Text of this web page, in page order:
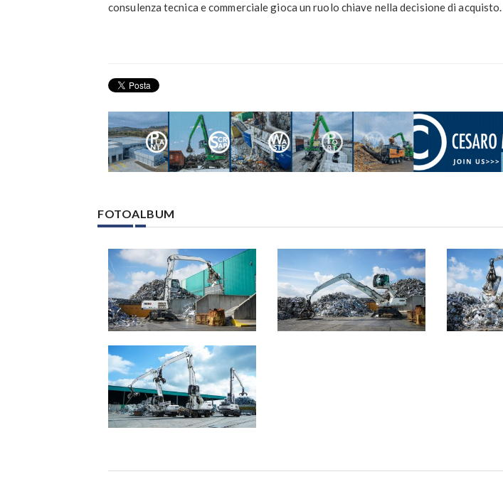
consulenza tecnica e commerciale gioca un ruolo chiave nella decisione di acquisto.
FOTOALBUM